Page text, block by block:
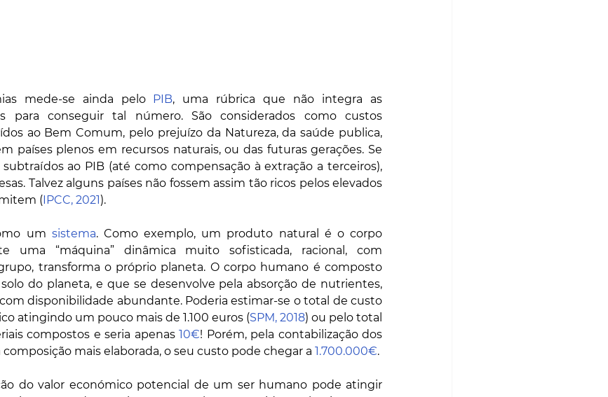
mede-se ainda pelo PIB, uma rúbrica que não integra as
para conseguir tal número. São considerados como custos
ao Bem Comum, pelo prejuízo da Natureza, da saúde publica,
países plenos em recursos naturais, ou das futuras gerações. Se
ao PIB (até como compensação à extração a terceiros),
Talvez alguns países não fossem assim tão ricos pelos elevados
( IPCC, 2021 ).
um sistema. Como exemplo, um produto natural é o corpo
uma “máquina” dinâmica muito sofisticada, racional, com
transforma o próprio planeta. O corpo humano é composto
do planeta, e que se desenvolve pela absorção de nutrientes,
com disponibilidade abundante. Poderia estimar-se o total de custo
atingindo um pouco mais de 1.100 euros (SPM, 2018) ou pelo total
compostos e seria apenas 10€! Porém, pela contabilização dos
mais elaborada, o seu custo pode chegar a 1.700.000€.
do valor económico potencial de um ser humano pode atingir